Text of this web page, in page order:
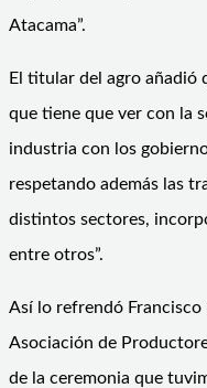
Atacama”.
El titular del agro añadió
que tiene que ver con la
industria con los
respetando además las
distintos sectores,
entre otros”.
Así lo refrendó Francisco
Asociación de
de la ceremonia que